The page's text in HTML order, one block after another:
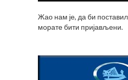
Жао нам је, да би
моратебити пријављени.